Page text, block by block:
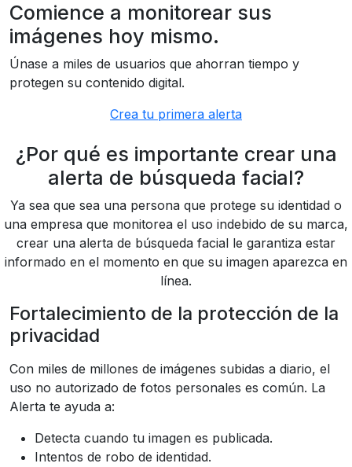
Comience a monitorear sus
imágenes hoy mismo.
Únase a miles de usuarios que ahorran tiempo y
protegen su contenido digital.
Crea tu primera alerta
¿Por qué es importante crear una
alerta de búsqueda facial?
Ya sea que sea una persona que protege su identidad o
una empresa que monitorea el uso indebido de su marca,
crear una alerta de búsqueda facial le garantiza estar
informado en el momento en que su imagen aparezca en
línea.
Fortalecimiento de la protección de la
privacidad
Con miles de millones de imágenes subidas a diario, el
uso no autorizado de fotos personales es común. La
Alerta te ayuda a:
Detecta cuando tu imagen es publicada.
Intentos de robo de identidad.